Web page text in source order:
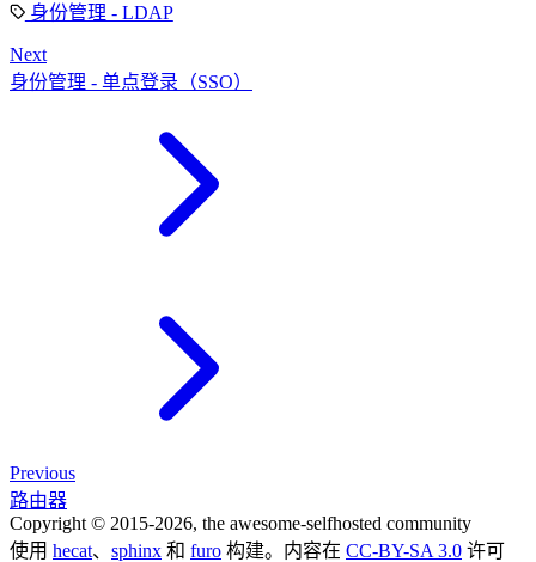
身份管理 - LDAP
Next
身份管理 - 单点登录（SSO）
Previous
路由器
Copyright © 2015-2026, the awesome-selfhosted community
使用 hecat、 sphinx 和 furo 构建。内容在 CC-BY-SA 3.0 许可